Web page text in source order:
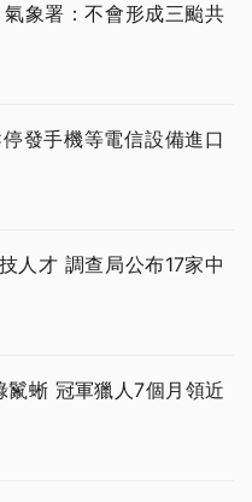
象署：不會形成三颱共
發手機等電信設備進口
人才 調查局公布17家中
蜥 冠軍獵人7個月領近